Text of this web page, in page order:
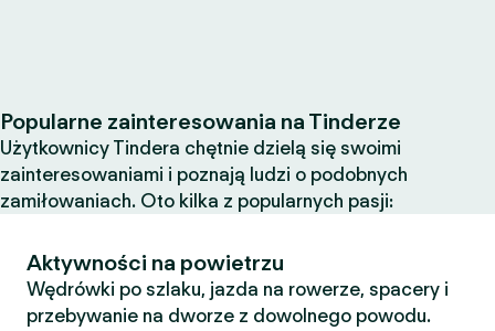
Popularne zainteresowania na Tinderze
Użytkownicy Tindera chętnie dzielą się swoimi
zainteresowaniami i poznają ludzi o podobnych
zamiłowaniach. Oto kilka z popularnych pasji:
Aktywności na powietrzu
Wędrówki po szlaku, jazda na rowerze, spacery i
przebywanie na dworze z dowolnego powodu.